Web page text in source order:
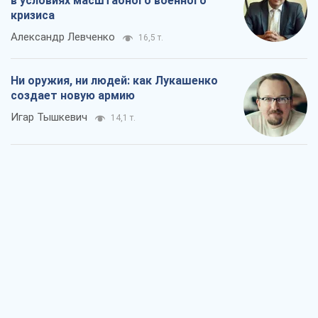
кризиса
Александр Левченко 16,5 т.
Ни оружия, ни людей: как Лукашенко
создает новую армию
Игар Тышкевич 14,1 т.